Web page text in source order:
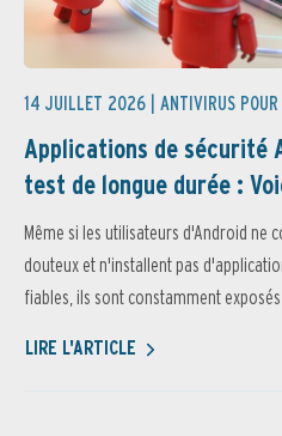
14 JUILLET 2026 | ANTIVIRUS POUR
Applications de sécurité
test de longue durée :
Même si les utilisateurs d'Android ne
douteux et n'installent pas
fiables, ils sont constamment
LIRE L'ARTICLE